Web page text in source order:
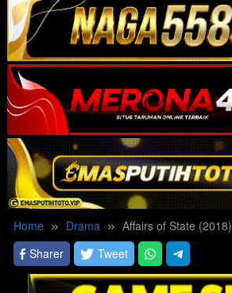
Home Drama
Affairs of State (2018)
Sharer
Tweet